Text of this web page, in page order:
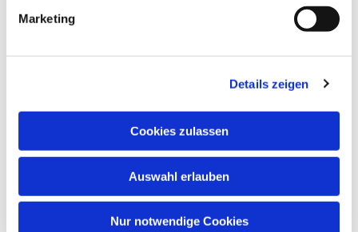
Marketing
Details zeigen
Cookies zulassen
Auswahl erlauben
Nur notwendige Cookies